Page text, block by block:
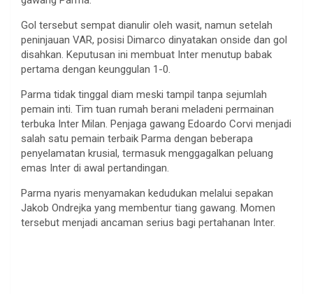
Gol tersebut sempat dianulir oleh wasit, namun setelah
peninjauan VAR, posisi Dimarco dinyatakan onside dan gol
disahkan. Keputusan ini membuat Inter menutup babak
pertama dengan keunggulan 1-0.
Parma tidak tinggal diam meski tampil tanpa sejumlah
pemain inti. Tim tuan rumah berani meladeni permainan
terbuka Inter Milan. Penjaga gawang Edoardo Corvi menjadi
salah satu pemain terbaik Parma dengan beberapa
penyelamatan krusial, termasuk menggagalkan peluang
emas Inter di awal pertandingan.
Parma nyaris menyamakan kedudukan melalui sepakan
Jakob Ondrejka yang membentur tiang gawang. Momen
tersebut menjadi ancaman serius bagi pertahanan Inter.